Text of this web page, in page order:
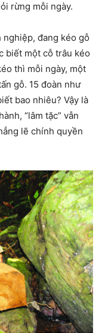
rừng mỗi ngày.
đang kéo gỗ
biết một cỗ trâu kéo
thì mỗi ngày, một
gỗ. 15 đoàn như
bao nhiêu? Vậy là
“lâm tặc” vẫn
lẽ chính quyền